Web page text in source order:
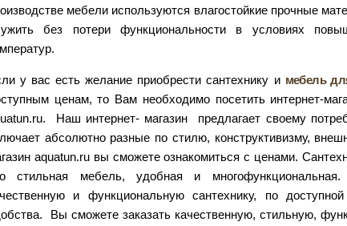
мебели используются влагостойкие прочные
без потери функциональности в условиях
у вас есть желание приобрести сантехнику и мебель
ценам, то Вам необходимо посетить интернет-
Наш интернет- магазин предлагает своему
абсолютно разные по стилю, конструктивизму,
aquatun.ru вы сможете ознакомиться с ценами.
стильная мебель, удобная и
и функциональную сантехнику, по
Вы сможете заказать качественную, стильную,